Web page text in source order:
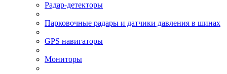
Радар-детекторы
Парковочные радары и датчики давления в шинах
GPS навигаторы
Мониторы